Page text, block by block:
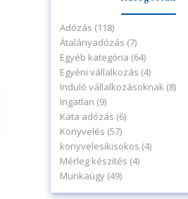
Adózás (118)
Átalányadózás (7)
Egyéb kategória (64)
Egyéni vállalkozás (4)
Induló vállalkozásoknak (8)
Ingatlan (9)
Kata adózás (6)
Könyvelés (57)
konyvelesikisokos (4)
Mérleg készítés (4)
Munkaügy(49)